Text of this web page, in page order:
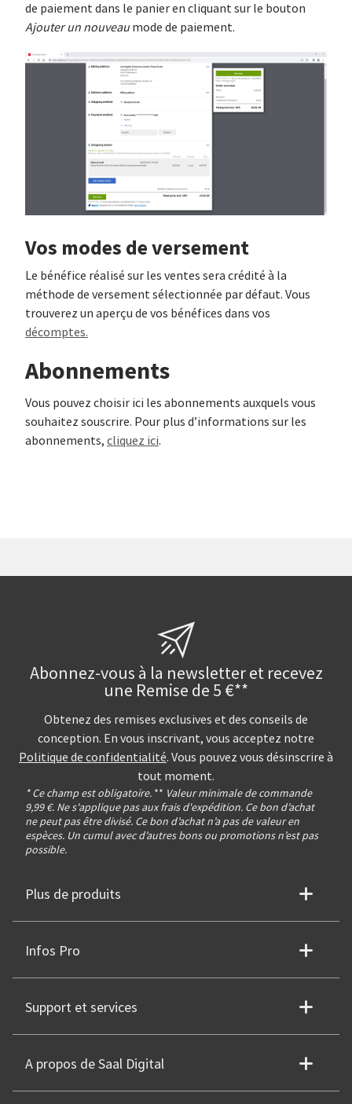
de paiement dans le panier en cliquant sur le bouton
Ajouter un nouveaumode de paiement.
Vos modes de versement
Le bénéfice réalisé sur les ventes sera crédité à la
méthode de versement sélectionnée par défaut. Vous
trouverez un aperçu de vos bénéfices dans vos
décomptes.
Abonnements
Vous pouvez choisir ici les abonnements auxquels vous
souhaitez souscrire. Pour plus d’informations sur les
abonnements, cliquez ici.
Abonnez-vous à la newsletter et recevez
une Remise de 5 €**
Obtenez des remises exclusives et des conseils de
conception. En vous inscrivant, vous acceptez notre
Politique de confidentialité. Vous pouvez vous désinscrire à
tout moment.
* Ce champ est obligatoire. ** Valeur minimale de commande
9,99 €. Ne s'applique pas aux frais d'expédition. Ce bon d’achat
ne peut pas être divisé. Ce bon d’achat n’a pas de valeur en
espèces. Un cumul avec d’autres bons ou promotions n’est pas
possible.
Plus de produits
Infos Pro
Support et services
A propos de Saal Digital